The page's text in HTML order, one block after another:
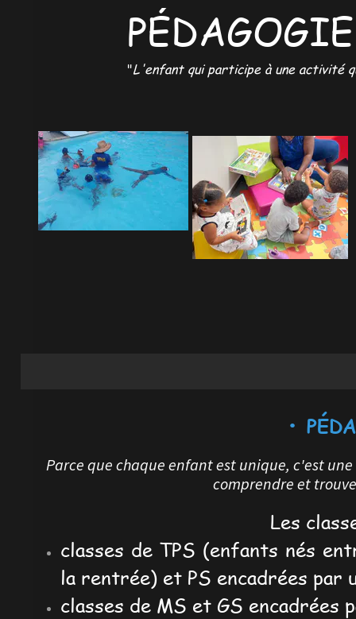
"L'enfant qui participe à une activité
•
Parce que chaque enfant est unique, c'est
comprendre et
Les
classes de TPS (enfants nés
la rentrée) et PS encadrées par
classes de MS et GS encadrées